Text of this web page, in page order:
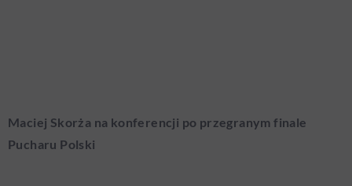
Maciej Skorża na konferencji po przegranym finale
Pucharu Polski